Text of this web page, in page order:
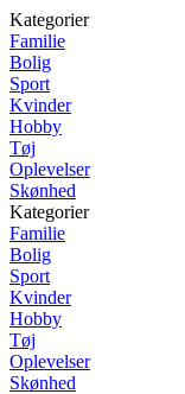
Kategorier
Familie
Bolig
Sport
Kvinder
Hobby
Tøj
Oplevelser
Skønhed
Kategorier
Familie
Bolig
Sport
Kvinder
Hobby
Tøj
Oplevelser
Skønhed